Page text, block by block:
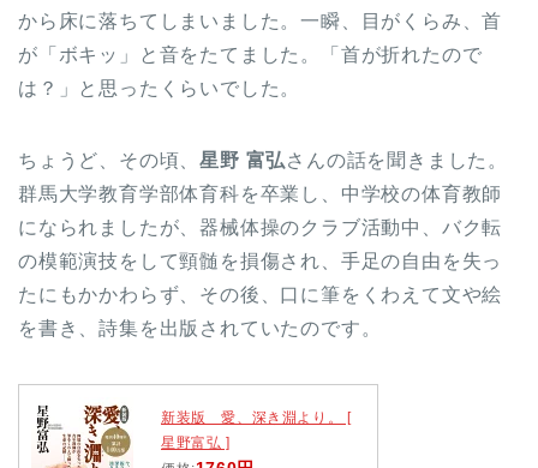
から床に落ちてしまいました。一瞬、目がくらみ、首
が「ボキッ」と音をたてました。「首が折れたので
は？」と思ったくらいでした。
ちょうど、その頃、星野 富弘さんの話を聞きました。
群馬大学教育学部体育科を卒業し、中学校の体育教師
になられましたが、器械体操のクラブ活動中、バク転
の模範演技をして頸髄を損傷され、手足の自由を失っ
たにもかかわらず、その後、口に筆をくわえて文や絵
を書き、詩集を出版されていたのです。
新装版 愛、深き淵より。 [
星野富弘 ]